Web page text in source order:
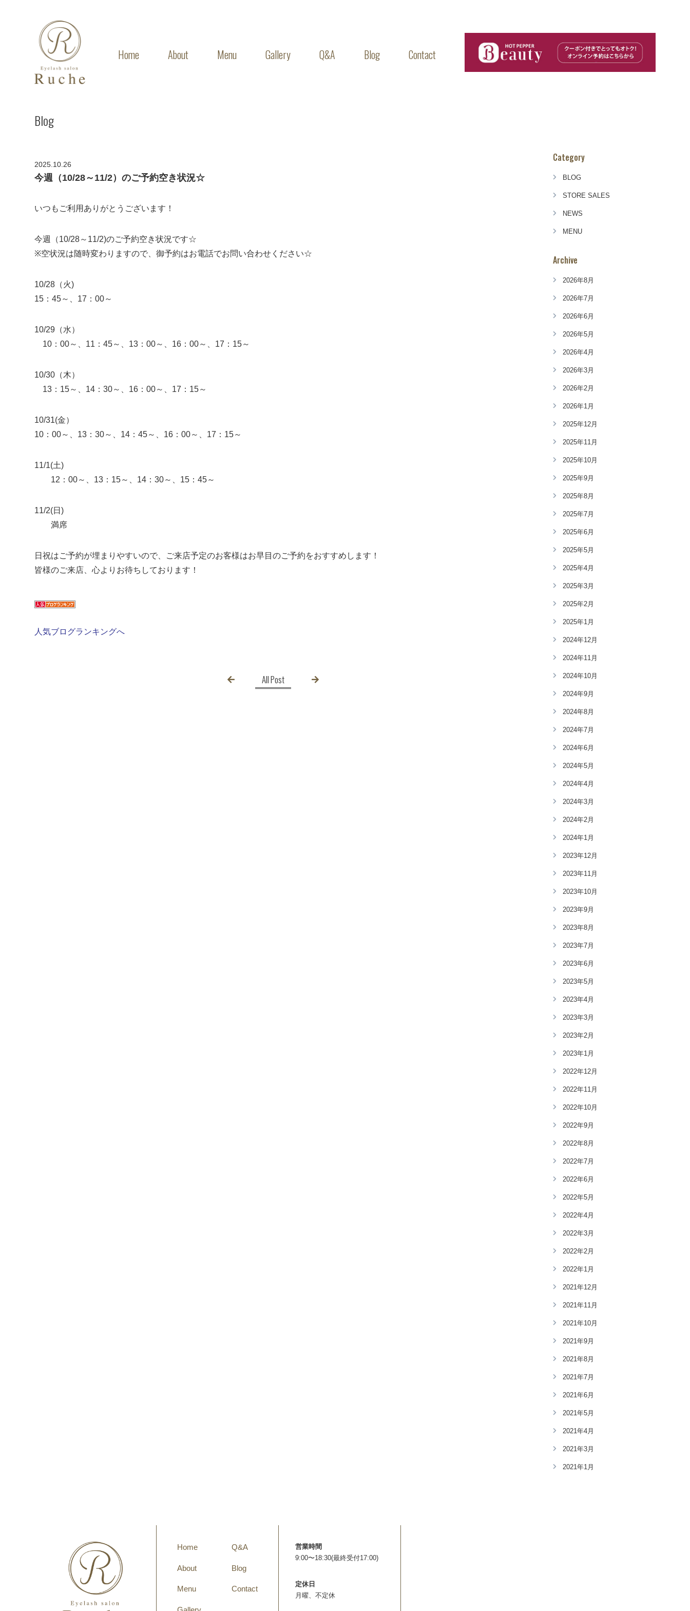
Home About Menu Gallery Q&A Blog Contact
Blog
2025.10.26
今週（10/28～11/2）のご予約空き状況☆
いつもご利用ありがとうございます！
今週（10/28～11/2)のご予約空き状況です☆
※空状況は随時変わりますので、御予約はお電話でお問い合わせください☆
10/28（火)
15：45～、17：00～
10/29（水）
10：00～、11：45～、13：00～、16：00～、17：15～
10/30（木）
13：15～、14：30～、16：00～、17：15～
10/31(金）
10：00～、13：30～、14：45～、16：00～、17：15～
11/1(土)
12：00～、13：15～、14：30～、15：45～
11/2(日)
満席
日祝はご予約が埋まりやすいので、ご来店予定のお客様はお早目のご予約をおすすめします！
皆様のご来店、心よりお待ちしております！
人気ブログランキングへ
All Post
Category
BLOG
STORE SALES
NEWS
MENU
Archive
2026年8月
2026年7月
2026年6月
2026年5月
2026年4月
2026年3月
2026年2月
2026年1月
2025年12月
2025年11月
2025年10月
2025年9月
2025年8月
2025年7月
2025年6月
2025年5月
2025年4月
2025年3月
2025年2月
2025年1月
2024年12月
2024年11月
2024年10月
2024年9月
2024年8月
2024年7月
2024年6月
2024年5月
2024年4月
2024年3月
2024年2月
2024年1月
2023年12月
2023年11月
2023年10月
2023年9月
2023年8月
2023年7月
2023年6月
2023年5月
2023年4月
2023年3月
2023年2月
2023年1月
2022年12月
2022年11月
2022年10月
2022年9月
2022年8月
2022年7月
2022年6月
2022年5月
2022年4月
2022年3月
2022年2月
2022年1月
2021年12月
2021年11月
2021年10月
2021年9月
2021年8月
2021年7月
2021年6月
2021年5月
2021年4月
2021年3月
2021年1月
Home
About
Menu
Q&A
Blog
Contact
営業時間
9:00〜18:30(最終受付17:00)
定休日
月曜、不定休